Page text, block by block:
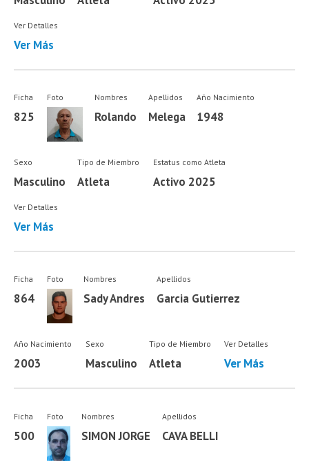
Ver Detalles
Ver Más
Ficha
825
Foto Nombres
Rolando
Apellidos
Melega
Año Nacimiento
1948
Sexo
Masculino
Tipo de Miembro
Atleta
Estatus como Atleta
Activo 2025
Ver Detalles
Ver Más
Ficha
864
Foto Nombres
Sady Andres
Apellidos
Garcia Gutierrez
Año Nacimiento
2003
Sexo
Masculino
Tipo de Miembro
Atleta
Ver Detalles
Ver Más
Ficha
500
Foto Nombres
SIMON JORGE
Apellidos
CAVA BELLI